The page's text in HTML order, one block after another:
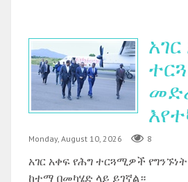
Monday, August 10, 2026 8
አገር አቀፍ የሕግ ተርጓሚዎች
ከተማ በመካሄድ ላይ ይገኛል።